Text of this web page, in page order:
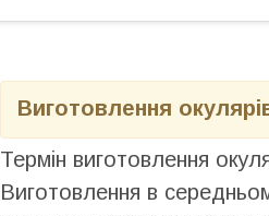
Виготовлення
Термін виготовлення
Виготовлення в